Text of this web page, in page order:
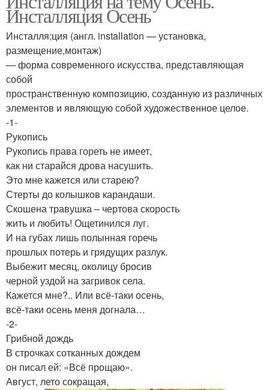
Инсталляция Осень
Инсталля;ция (англ. installation — установка,
размещение,монтаж)
— форма современного искусства, представляющая
собой
пространственную композицию, созданную из различных
элементов и являющую собой художественное целое.
-1-
Рукопись
Рукопись права гореть не имеет,
как ни старайся дрова насушить.
Это мне кажется или старею?
Стерты до колышков карандаши.
Скошена травушка – чертова скорость
жить и любить! Ощетинился луг.
И на губах лишь полынная горечь
прошлых потерь и грядущих разлук.
Выбежит месяц, околицу бросив
черной уздой на загривок села.
Кажется мне?.. Или всё-таки осень,
всё-таки осень меня догнала…
-2-
Грибной дождь
В строчках сотканных дождем
он писал ей: «Всё прощаю».
Август, лето сокращая,